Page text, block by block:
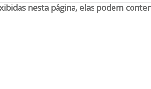
nesta página, elas podem conter